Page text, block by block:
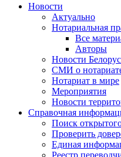
Новости
Актуально
Нотариальная
Все
Авторы
Новости
СМИ о
Нотариат в мире
Мероприятия
Новости
Справочная
Поиск
Проверить
Единая
Реестр